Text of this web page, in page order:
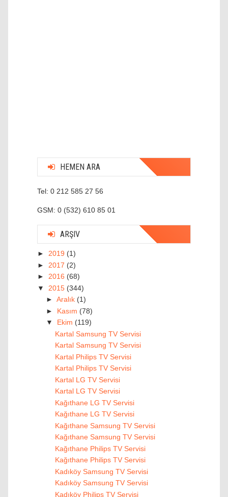
HEMEN ARA
Tel: 0 212 585 27 56
GSM: 0 (532) 610 85 01
ARŞIV
► 2019 (1)
► 2017 (2)
► 2016 (68)
▼ 2015 (344)
► Aralık (1)
► Kasım (78)
▼ Ekim (119)
Kartal Samsung TV Servisi
Kartal Samsung TV Servisi
Kartal Philips TV Servisi
Kartal Philips TV Servisi
Kartal LG TV Servisi
Kartal LG TV Servisi
Kağıthane LG TV Servisi
Kağıthane LG TV Servisi
Kağıthane Samsung TV Servisi
Kağıthane Samsung TV Servisi
Kağıthane Philips TV Servisi
Kağıthane Philips TV Servisi
Kadıköy Samsung TV Servisi
Kadıköy Samsung TV Servisi
Kadıköy Philips TV Servisi